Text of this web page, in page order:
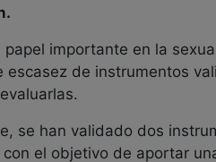
papel importante en la
escasez de instrumentos
se han validado dos
el objetivo de aportar